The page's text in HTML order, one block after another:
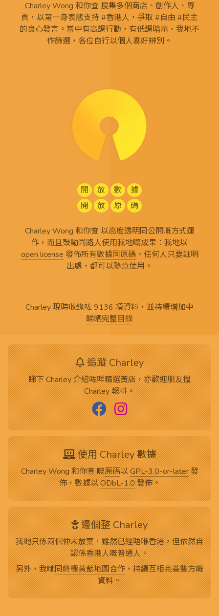
Charley Wong 和你查 搜集多個商店、創作人、專
頁，以第一身表態支持 #香港人，爭取 #自由 #民主
的良心發言。當中有高調行動，有低調暗示，我地不
作篩選，各位自行以個人喜好辨別。
開 放 數
據
開
放 原 碼
Charley Wong 和你查 以高度透明同公開嘅方式運
作，而且鼓勵同路人使用我地嘅成果：我地以
open license 發佈所有數據同原碼。任何人只要註明
出處，都可以隨意使用。
Charley 現時收錄咗 9136 項資料，並持續增加中
睇晒完整目錄
追蹤 Charley
睇下 Charley 介紹咗咩精選黃店，亦歡迎朋友搵
Charley 報料。
使用 Charley 數據
Charley Wong 和你查 嘅原碼以GPL-3.0-or-later發
佈，數據以ODbL-1.0發佈。
邊個整 Charley
我哋只係兩個仲未放棄，雖然已經唔喺香港，但依然自
認係香港人嘅普通人。
另外，我哋同終極黃藍地圖合作，持續互相完善雙方嘅
資料。